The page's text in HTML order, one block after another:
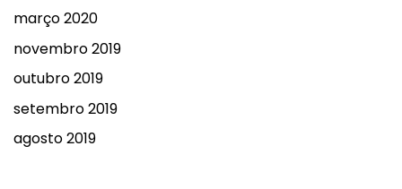
março 2020
novembro 2019
outubro 2019
setembro 2019
agosto 2019